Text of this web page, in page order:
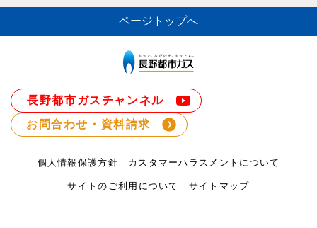
ページトップへ
長野都市ガスチャンネル
お問合わせ・資料請求
個人情報保護方針 カスタマーハラスメントについて
サイトのご利用について サイトマップ